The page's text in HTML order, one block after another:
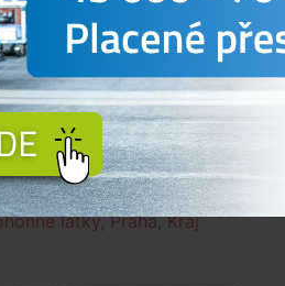
až 30 haléřů, u nafty v
tebe?
Přihlásit
látky,Praha,Kraj